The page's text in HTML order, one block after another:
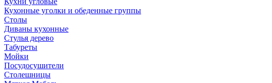
Кухонные уголки и обеденные группы
Столы
Диваны кухонные
Стулья дерево
Табуреты
Мойки
Посудосушители
Столешницы